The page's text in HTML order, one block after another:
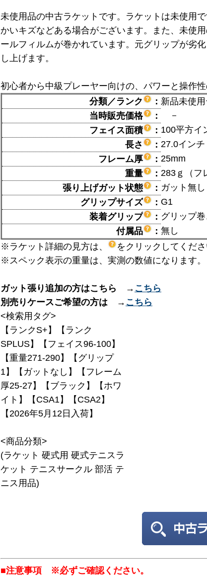
未使用品の中古ラケットです。ラケットは未使用
かいキズなどある場合がございます。また、未使
ールフィルムが巻かれています。元グリップが劣
し上げます。
初心者から中級プレーヤー向けの、パワーと操作
分類／ランク
： 新品未使
当時販売価格
：
－
フェイス面積
： 100平方イ
長さ
： 27.0インチ
フレーム厚
： 25mm
重量
： 283ｇ（フ
張り上げガット状態
： ガット無し
グリップサイズ
： G1
装着グリップ
： グリップ
付属品
： 無し
※ラケット詳細の見方は、
をクリックしてくださ
※スペック表示の重量は、実測の数値になります。
ガット張り追加の方はこちら → こちら
別売りケースご希望の方は → こちら
<検索用タグ>
【ランクS+】【ランク
SPLUS】【フェイス96-100】
【重量271-290】【グリップ
1】【ガットなし】【フレーム
厚25-27】【ブラック】【ホワ
イト】【CSA1】【CSA2】
【2026年5月12日入荷】
<商品分類>
(ラケット 硬式用 硬式テニスラ
ケット テニスサークル 部活 テ
ニス用品)
■注意事項 ※必ずご確認ください。